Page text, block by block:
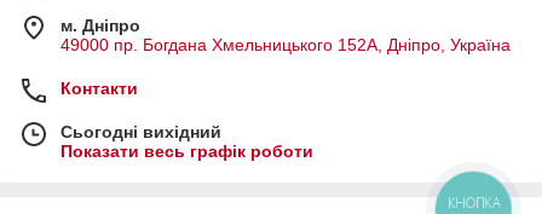
м. Дніпро
49000 пр. Богдана Хмельницького 152А, Дніпро, Україна
Контакти
Сьогодні вихідний
Показати весь графік роботи
КНОПКА